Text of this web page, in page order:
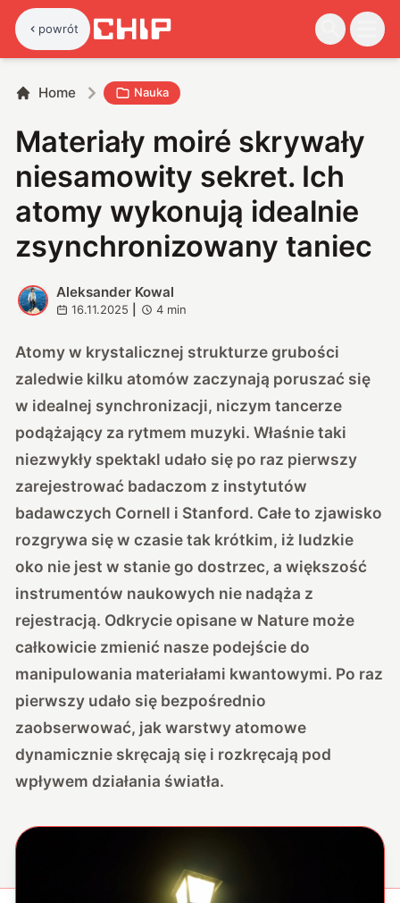
powrót
Home Nauka
Materiały moiré skrywały
niesamowity sekret. Ich
atomy wykonują idealnie
zsynchronizowany taniec
A
Aleksander Kowal
16.11.2025 4 min
Atomy w krystalicznej strukturze grubości
zaledwie kilku atomów zaczynają poruszać się
w idealnej synchronizacji, niczym tancerze
podążający za rytmem muzyki. Właśnie taki
niezwykły spektakl udało się po raz pierwszy
zarejestrować badaczom z instytutów
badawczych Cornell i Stanford. Całe to zjawisko
rozgrywa się w czasie tak krótkim, iż ludzkie
oko nie jest w stanie go dostrzec, a większość
instrumentów naukowych nie nadąża z
rejestracją. Odkrycieopisane w Nature może
całkowicie zmienić nasze podejście do
manipulowania materiałami kwantowymi. Po raz
pierwszy udało się bezpośrednio
zaobserwować, jak warstwy atomowe
dynamicznie skręcają się i rozkręcają pod
wpływem działania światła.